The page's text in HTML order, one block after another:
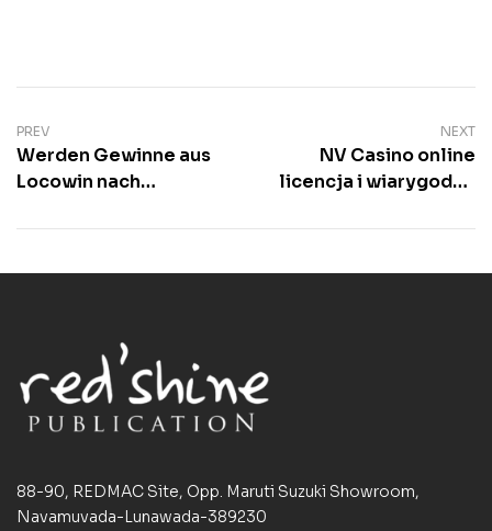
PREV
Werden Gewinne aus
Locowin nach
Glücksspielrecht
NEXT
NV Casino online
licencja i wiarygodno
88-90, REDMAC Site, Opp. Maruti Suzuki Showroom,
Navamuvada-Lunawada-389230